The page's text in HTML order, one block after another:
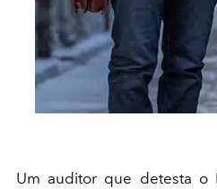
Um auditor que detesta o